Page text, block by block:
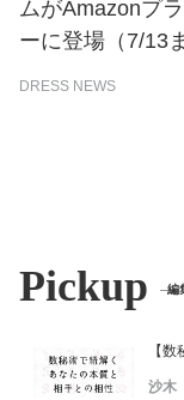
ムがAmazonプ
ーに登場（7/13
DRESS NEWS
Pickup 編
【
沙